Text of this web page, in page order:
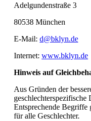
Adelgundenstraße 3
80538 München
E-Mail: d@bklyn.de
Internet: www.bklyn.de
Hinweis auf
Aus Gründen der
Entsprechende Begriffe
für alle Geschlechter.